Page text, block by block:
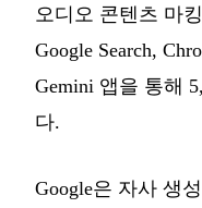
오디오 콘텐츠 마
Google Search,
Gemini 앱을 통해
다.
Google은 자사 생